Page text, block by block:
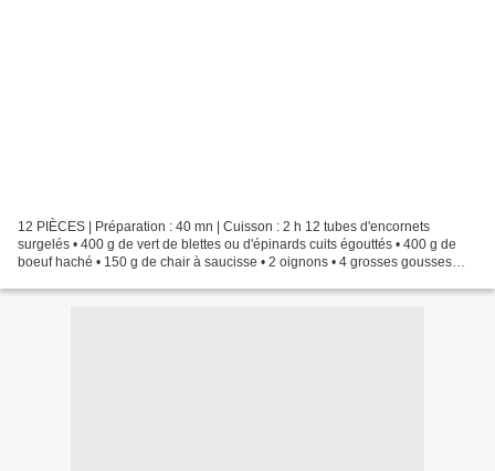
12 PIÈCES | Préparation : 40 mn | Cuisson : 2 h 12 tubes d'encornets
surgelés • 400 g de vert de blettes ou d'épinards cuits égouttés • 400 g de
boeuf haché • 150 g de chair à saucisse • 2 oignons • 4 grosses gousses